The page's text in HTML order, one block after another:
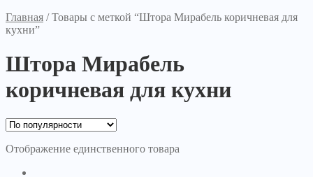
Главная /Товары с меткой “Штора Мирабель коричневая для
кухни”
Штора Мирабель
коричневая для кухни
Отображение единственного товара